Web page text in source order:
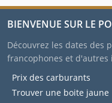
BIENVENUE SUR LE
Découvrez les dates des
francophones et
Prix des carburants
Trouver une boite jaune